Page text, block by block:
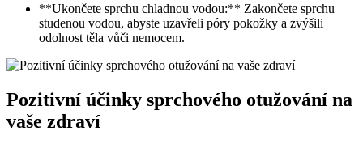
**Ukončete sprchu chladnou vodou:** Zakončete sprchu
studenou vodou, abyste uzavřeli póry pokožky a zvýšili
odolnost těla vůči nemocem.
Pozitivní účinky sprchového otužování na
vaše zdraví